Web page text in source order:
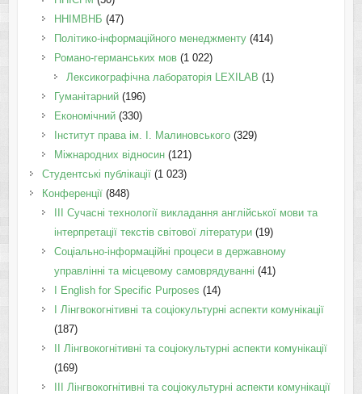
ННІМВНБ (47)
Політико-інформаційного менеджменту(414)
Романо-германських мов(1 022)
Лексикографічна лабораторія LEXILAB (1)
Гуманітарний(196)
Економічний(330)
Інститут права ім. І. Малиновського(329)
Міжнародних відносин(121)
Студентські публікації(1 023)
Конференції(848)
III Сучасні технології викладання англійської мови та
інтерпретації текстів світової літератури(19)
Соціально-інформаційні процеси в державному
управлінні та місцевому самоврядуванні (41)
І English for Specific Purposes (14)
I Лінгвокогнітивні та соціокультурні аспекти комунікації
(187)
IІ Лінгвокогнітивні та соціокультурні аспекти комунікації
(169)
IІI Лінгвокогнітивні та соціокультурні аспекти комунікації